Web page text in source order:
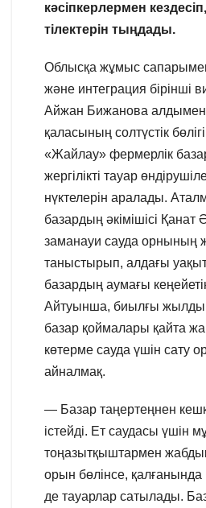
кәсіпкерлермен
тілектерін тыңдады.
Облысқа жұмыс
және интеграция бірінші
Айжан Бижанова
қаласының солтүстік
«Жайлау» фермерлік
жергілікті тауар
нүктелерін аралады.
базардың әкімішісі Қанат
заманауи сауда
таныстырып, алдағы
базардың аумағы
Айтуынша, биылғы
базар қоймалары қайта
көтерме сауда үшін сату
айналмақ.
— Базар таңертеңнен
істейді. Ет саудасы үшін
тоңазытқыштармен
орын бөлінсе, қалғанында
де тауарлар сатылады.